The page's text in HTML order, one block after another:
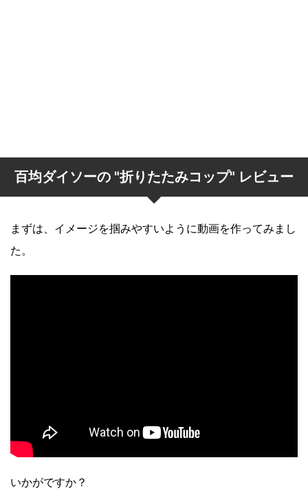
百均ダイソーの "折りたたみコップ" レビュー
まずは、イメージを掴みやすいように動画を作ってみまし
た。
いかがですか？